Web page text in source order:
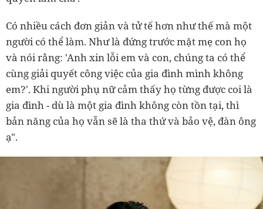
Có nhiều cách đơn giản và tử tế hơn như thế mà một
người có thể làm. Như là đứng trước mặt mẹ con họ
và nói rằng: 'Anh xin lỗi em và con, chúng ta có thể
cùng giải quyết công việc của gia đình mình không
em?'. Khi người phụ nữ cảm thấy họ từng được coi là
gia đình - dù là một gia đình không còn tồn tại, thì
bản năng của họ vẫn sẽ là tha thứ và bảo vệ, đàn ông
ạ".